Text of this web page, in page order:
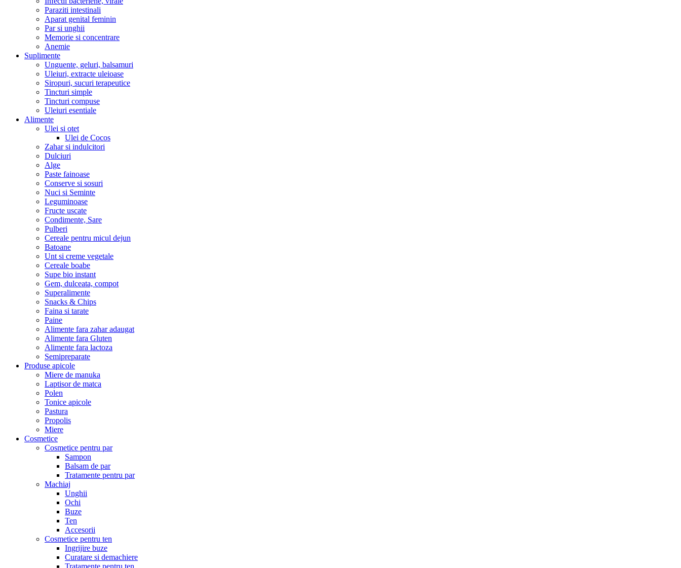
Paraziti intestinali
Aparat genital feminin
Par si unghii
Memorie si concentrare
Anemie
Suplimente
Unguente, geluri, balsamuri
Uleiuri, extracte uleioase
Siropuri, sucuri terapeutice
Tincturi simple
Tincturi compuse
Uleiuri esentiale
Alimente
Ulei si otet
Ulei de Cocos
Zahar si indulcitori
Dulciuri
Alge
Paste fainoase
Conserve si sosuri
Nuci si Seminte
Leguminoase
Fructe uscate
Condimente, Sare
Pulberi
Cereale pentru micul dejun
Batoane
Unt si creme vegetale
Cereale boabe
Supe bio instant
Gem, dulceata, compot
Superalimente
Snacks & Chips
Faina si tarate
Paine
Alimente fara zahar adaugat
Alimente fara Gluten
Alimente fara lactoza
Semipreparate
Produse apicole
Miere de manuka
Laptisor de matca
Polen
Tonice apicole
Pastura
Propolis
Miere
Cosmetice
Cosmetice pentru par
Sampon
Balsam de par
Tratamente pentru par
Machiaj
Unghii
Ochi
Buze
Ten
Accesorii
Cosmetice pentru ten
Ingrijire buze
Curatare si demachiere
Tratamente pentru ten